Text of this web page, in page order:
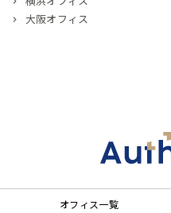
大阪オフィス
オフィス一覧